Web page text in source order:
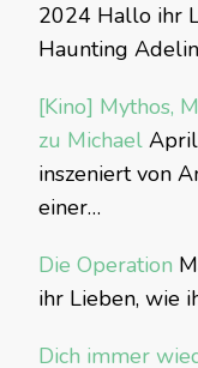
2024 Hallo ihr
Haunting
[Kino] Mythos,
zu Michael
inszeniert von
einer…
Die Operation
ihr Lieben, wie
Dich immer